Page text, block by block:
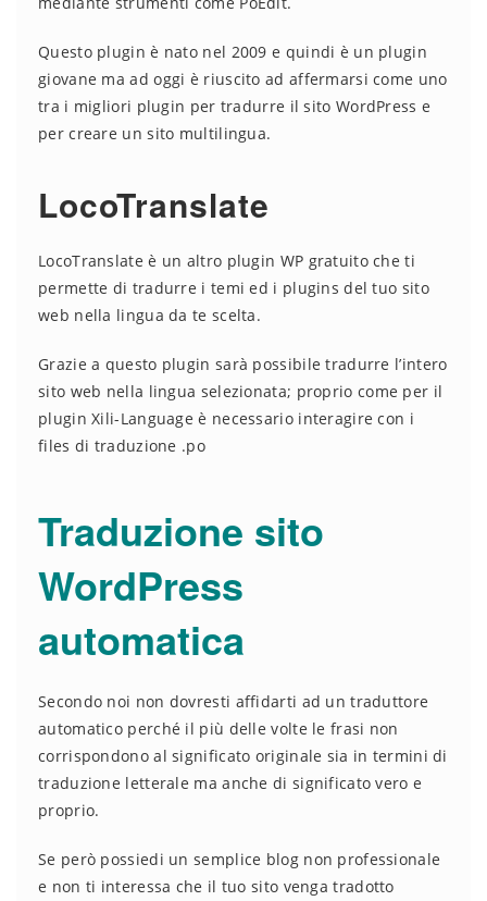
Questo plugin è nato nel 2009 e quindi è un plugin
giovane ma ad oggi è riuscito ad affermarsi come uno
tra i migliori plugin per tradurre il sito WordPress e
per creare un sito multilingua.
LocoTranslate
LocoTranslate è un altro plugin WP gratuito che ti
permette di tradurre i temi ed i plugins del tuo sito
web nella lingua da te scelta.
Grazie a questo plugin sarà possibile tradurre l’intero
sito web nella lingua selezionata; proprio come per il
plugin Xili-Language è necessario interagire con i
files di traduzione .po
Traduzione sito
WordPress
automatica
Secondo noi non dovresti affidarti ad un traduttore
automatico perché il più delle volte le frasi non
corrispondono al significato originale sia in termini di
traduzione letterale ma anche di significato vero e
proprio.
Se però possiedi un semplice blog non professionale
e non ti interessa che il tuo sito venga tradotto